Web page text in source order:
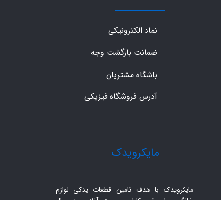
مایکرویدک با هدف تامین قطعات یدکی لوازم
​مایکرویدک
نماد الکترونیکی
ضمانت بازگشت وجه
باشگاه مشتریان
آدرس فروشگاه فیزیکی